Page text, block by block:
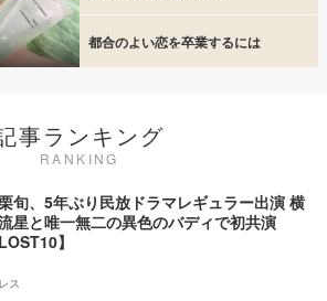
都合のよい恋を卒業するには
事ランキング
RANKING
旬、5年ぶり民放ドラマレギュラー出演 横
星と唯一無二の異色のバディで初共演
LOST10】
ス